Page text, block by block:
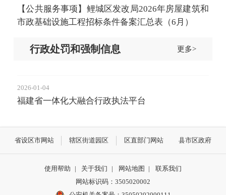
【公共服务事项】鲤城区发改局2026年房屋建筑和
市政基础设施工程招标条件备案汇总表（6月）
行政处罚和强制信息 更多>
2026-01-04
福建省一体化大融合行政执法平台
省设区市网站 辖区街道园区 区直部门网站 县市区政府
使用帮助 | 关于我们 | 网站地图 |
联系我们
网站标识码：3505020002